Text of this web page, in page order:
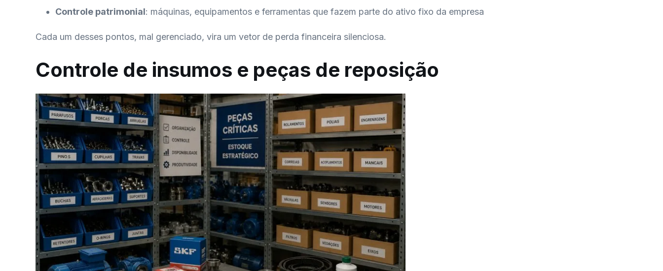
Controle patrimonial: máquinas, equipamentos e ferramentas que fazem parte do ativo fixo da empresa
Cada um desses pontos, mal gerenciado, vira um vetor de perda financeira silenciosa.
Controle de insumos e peças de reposição